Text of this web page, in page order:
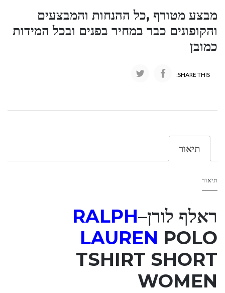
מבצע מטורף ,כל ההנחות והמבצעים
והקופונים כבר במחיר בפנים ובכל המידות
כמובן
SHARE THIS:
תיאור
תיאור
ראלף לורן–
RALPH
LAUREN POLO
TSHIRT SHORT
WOMEN